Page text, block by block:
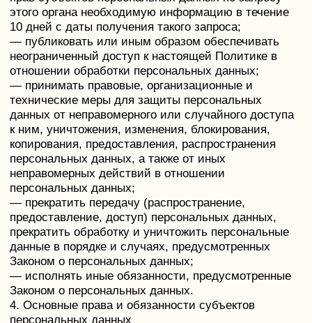
изменении) своих персональных данных.
4.3. Лица, передавшие Оператору недостоверные
сведения о себе, либо сведения о другом субъекте
персональных данных без согласия последнего,
несут ответственность в соответствии с
законодательством РФ.
5. Принципы обработки персональных данных
5.1. Обработка персональных данных
осуществляется на законной и справедливой
основе.
5.2. Обработка персональных данных
ограничивается достижением конкретных, заранее
определенных и законных целей. Не допускается
обработка персональных данных, несовместимая с
целями сбора персональных данных.
5.3. Не допускается объединение баз данных,
содержащих персональные данные, обработка
которых осуществляется в целях, несовместимых
между собой.
5.4. Обработке подлежат только персональные
данные, которые отвечают целям их обработки.
5.5. Содержание и объем обрабатываемых
персональных данных соответствуют заявленным
целям обработки. Не допускается избыточность
обрабатываемых персональных данных по
отношению к заявленным целям их обработки.
обеспечивается точность персональных данных, их
достаточность, а в необходимых случаях и
актуальность по отношению к целям обработки